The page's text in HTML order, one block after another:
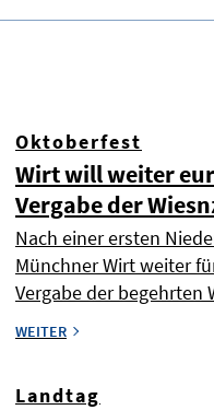
Oktoberfest
Wirt will weiter
Vergabe der
Nach einer ersten
Münchner Wirt weiter
Vergabe der begehrten
WEITER
Landtag